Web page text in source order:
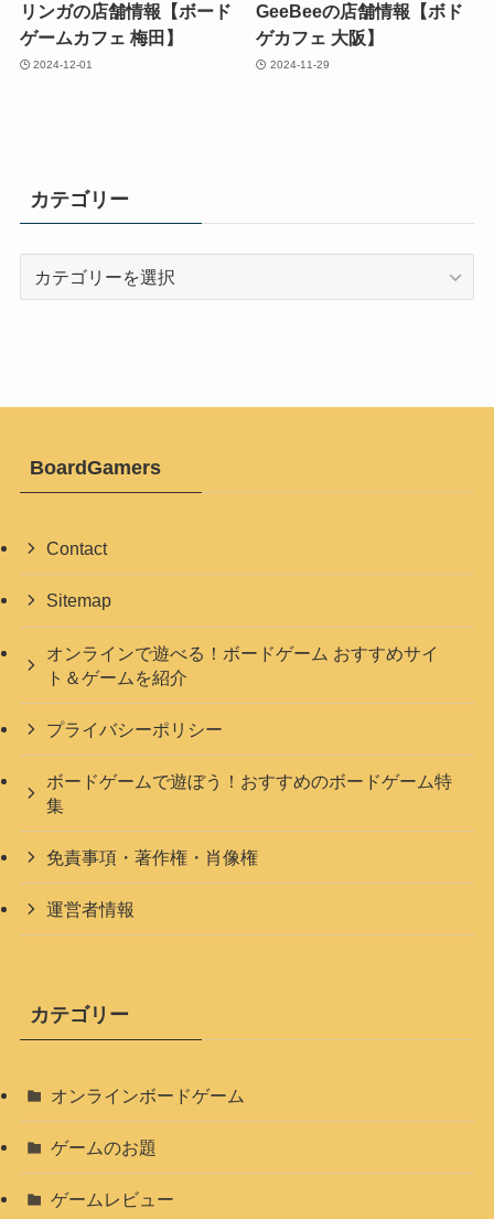
リンガの店舗情報【ボード
ゲームカフェ 梅田】
2024-12-01
GeeBeeの店舗情報【ボド
ゲカフェ 大阪】
2024-11-29
カテゴリー
BoardGamers
Contact
Sitemap
オンラインで遊べる！ボードゲーム おすすめサイ
ト＆ゲームを紹介
プライバシーポリシー
ボードゲームで遊ぼう！おすすめのボードゲーム特
集
免責事項・著作権・肖像権
運営者情報
カテゴリー
オンラインボードゲーム
ゲームのお題
ゲームレビュー